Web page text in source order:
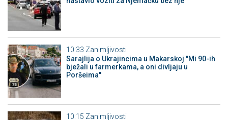
10:33 Zanimljivosti
Sarajlija o Ukrajincima u Makarskoj "Mi 90-ih
bježali u farmerkama, a oni divljaju u
Poršeima"
10:15 Zanimljivosti